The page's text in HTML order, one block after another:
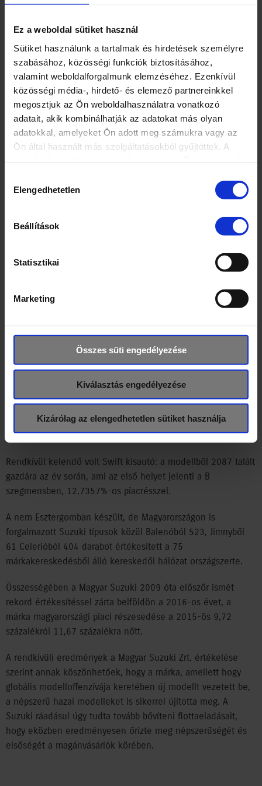
Ez a weboldal sütiket használ
Sütiket használunk a tartalmak és hirdetések személyre
szabásához, közösségi funkciók biztosításához,
valamint weboldalforgalmunk elemzéséhez. Ezenkívül
közösségi média-, hirdető- és elemező partnereinkkel
megosztjuk az Ön weboldalhasználatra vonatkozó
adatait, akik kombinálhatják az adatokat más olyan
adatokkal, amelyeket Ön adott meg számukra vagy az
Ön által használt más szolgáltatásokból gyűjtöttek. A
információ: https://www.suzuki.hu/corporate/hu/tartalom/
kiválasztása
Elengedhetetlen
Beállítások
Statisztikai
Marketing
Összes süti engedélyezése
Kiválasztás engedélyezése
Kizárólag az elengedhetetlen sütiket használja
BAN
2017. 01. 02.
11266 autót adott el a Suzuki 2016-ban
Magyarországon, ezzel 11,67% százalékra
növelte részesedését a magyar személyautó-
piacon. A Balenóval bővülő kereskedelmi
választékon belül a siker elsősorban a
népszerű hazai gyártású modellek
megújításának, valamint a bővülő
Magyarországon 11266 Suzuki személygépkocsi talált
gazdára, ami az összes forgalomba helyezett autó (96555 db)
felszerelt Vitara 23,1663% százalékos piaci részesedéssel
toronymagasan vezette a sport-szabadidő (SUV) kategóriát ,
esztendőben! A modellből január 1-je és december 31-e
között 6538-t helyeztek forgalomba.
CROSS volt. A nyári „ráncfelvarrást” követően a típus
értékesítése megugrott, az év végéig a C kategóriás modell
mindkét változatából összesen 1643 darab kelt el a
Magyarországon.
Rendkívül kelendő volt Swift kisautó: a modellből 2087 talált
gazdára az év során, ami az első helyet jelenti a B
szegmensben, 12,7357%-os piacrésszel.
A nem Esztergomban készült, de Magyarországon is
forgalmazott Suzuki típusok közül Balenóból 523, Jimnyből
61 Celerióból 404 darabot értékesített a 75
márkakereskedésből álló kereskedői hálózat országszerte.
Összességében a Magyar Suzuki 2009 óta először ismét
rekord értékesítéssel zárta belföldön a 2016-os évet, a
márka magyarországi piaci részesedése a 2015-ös 9,72
százalékról 11,67 százalékra nőtt.
A rendkívüli eredmények a Magyar Suzuki Zrt. értékelése
szerint annak köszönhetőek, hogy a márka, amellett hogy
globális modelloffenzívája keretében új modellt vezetett be,
a népszerű hazai modelleket is sikerrel újította meg. A
Suzuki ráadásul úgy tudta tovább bővíteni flottaeladásait,
hogy eközben eredményesen őrizte meg népszerűségét és
elsőségét a magánvásárlók körében.